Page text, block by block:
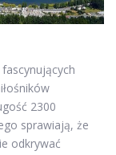
2300
sprawiają, że
odkrywać